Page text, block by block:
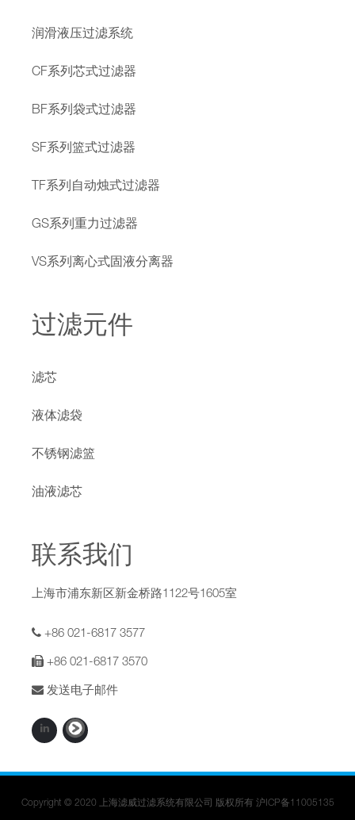
润滑液压过滤系统
CF系列芯式过滤器
BF系列袋式过滤器
SF系列篮式过滤器
TF系列自动烛式过滤器
GS系列重力过滤器
VS系列离心式固液分离器
过滤元件
滤芯
液体滤袋
不锈钢滤篮
油液滤芯
联系我们
上海市浦东新区新金桥路1122号1605室
+86 021-6817 3577
+86 021-6817 3570
发送电子邮件
Copyright © 2020 上海滤威过滤系统有限公司 版权所有 沪ICP备11005135